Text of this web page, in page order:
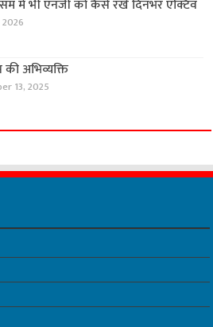
मे भी एनर्जी को कैसे रखे दिनभर एक्टिव
अभिव्यक्ति
13, 2025